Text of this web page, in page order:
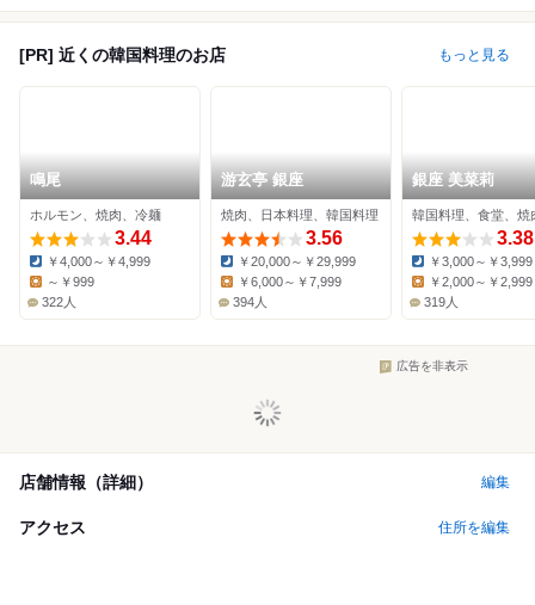
[PR] 近くの韓国料理のお店 もっと見る
鳴尾
ホルモン、焼肉、冷麺
3.44
Dinner:
￥4,000～￥4,999
～￥999
322人
游玄亭 銀座
焼肉、日本料理、韓国料理
3.56
Dinner:
￥20,000～￥29,999
￥6,000～￥7,999
394人
銀座 美菜莉
韓国料理、食堂、焼
3.38
Dinner:
￥3,000～￥3,999
￥2,000～￥2,999
319人
広告を非表示
店舗情報（詳細） 編集
アクセス 住所を編集